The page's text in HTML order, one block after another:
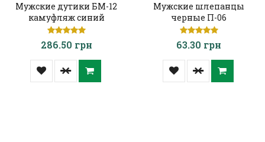
Мужские дутики БМ-12
камуфляж синий
286.50 грн
Мужские шлепанцы
черные П-06
63.30 грн